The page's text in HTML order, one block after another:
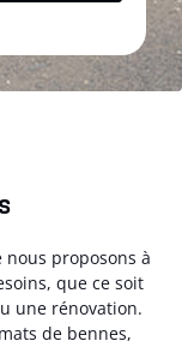
proposons à
que ce soit
une rénovation.
de bennes,